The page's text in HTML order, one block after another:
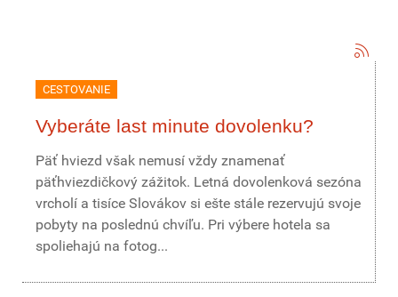
CESTOVANIE
Vyberáte last minute dovolenku?
Päť hviezd však nemusí vždy znamenať
päťhviezdičkový zážitok. Letná dovolenková sezóna
vrcholí a tisíce Slovákov si ešte stále rezervujú svoje
pobyty na poslednú chvíľu. Pri výbere hotela sa
spoliehajú na fotog...